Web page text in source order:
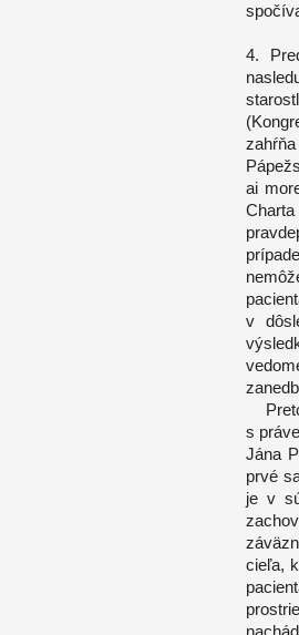
4.
ai
v
s
Jána
prvé
je v
cieľa,